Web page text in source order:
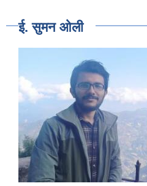
ई. सुमन ओली